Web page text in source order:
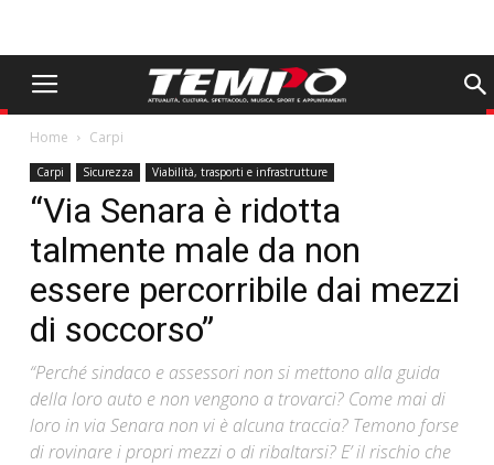
Home Carpi
Carpi Sicurezza Viabilità, trasporti e infrastrutture
“Via Senara è ridotta
talmente male da non
essere percorribile dai mezzi
di soccorso”
“Perché sindaco e assessori non si mettono alla guida
della loro auto e non vengono a trovarci? Come mai di
loro in via Senara non vi è alcuna traccia? Temono forse
di rovinare i propri mezzi o di ribaltarsi? E’ il rischio che